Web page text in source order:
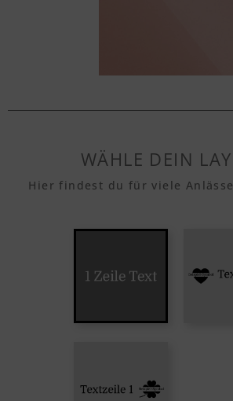
WÄHLE DEIN
Hier findest du für viele